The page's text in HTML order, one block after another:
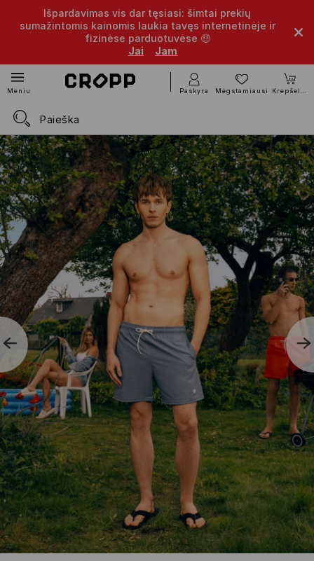
Išpardavimas vis dar tęsiasi: šimtai prekių
sumažintomis kainomis laukia tavęs internetinėje ir
fizinėse parduotuvėse 🤑
Jai
Jam
Meniu Paskyra Mėgstamiausi Krepšelis